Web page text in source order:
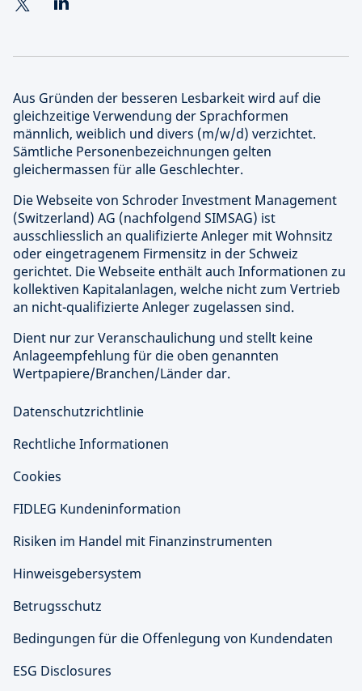
Aus Gründen der besseren Lesbarkeit wird auf die
gleichzeitige Verwendung der Sprachformen
männlich, weiblich und divers (m/w/d) verzichtet.
Sämtliche Personenbezeichnungen gelten
gleichermassen für alle Geschlechter.
Die Webseite von Schroder Investment Management
(Switzerland) AG (nachfolgend SIMSAG) ist
ausschliesslich an qualifizierte Anleger mit Wohnsitz
oder eingetragenem Firmensitz in der Schweiz
gerichtet. Die Webseite enthält auch Informationen zu
kollektiven Kapitalanlagen, welche nicht zum Vertrieb
an nicht-qualifizierte Anleger zugelassen sind.
Dient nur zur Veranschaulichung und stellt keine
Anlageempfehlung für die oben genannten
Wertpapiere/Branchen/Länder dar.
Datenschutzrichtlinie
Rechtliche Informationen
Cookies
FIDLEG Kundeninformation
Risiken im Handel mit Finanzinstrumenten
Hinweisgebersystem
Betrugsschutz
Bedingungen für die Offenlegung von Kundendaten
ESG Disclosures